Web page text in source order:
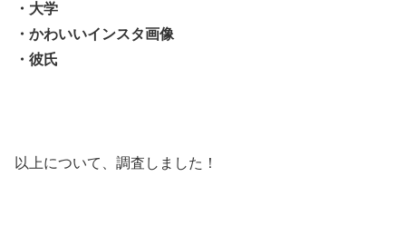
・大学
・かわいいインスタ画像
・彼氏
以上について、調査しました！